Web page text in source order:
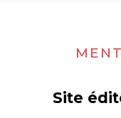
Site